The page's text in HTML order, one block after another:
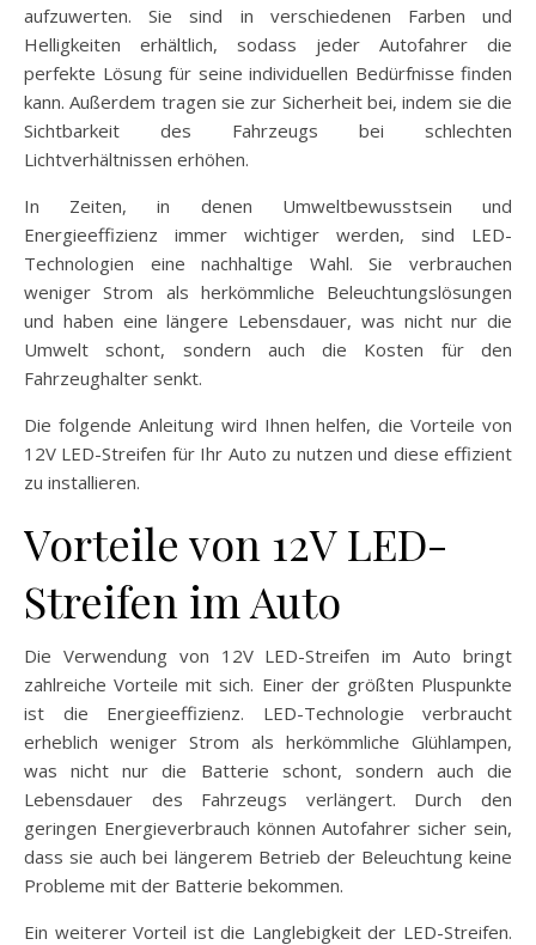
aufzuwerten. Sie sind in verschiedenen Farben und
Helligkeiten erhältlich, sodass jeder Autofahrer die
perfekte Lösung für seine individuellen Bedürfnisse finden
kann. Außerdem tragen sie zur Sicherheit bei, indem sie die
Sichtbarkeit des Fahrzeugs bei schlechten
Lichtverhältnissen erhöhen.
In Zeiten, in denen Umweltbewusstsein und
Energieeffizienz immer wichtiger werden, sind LED-
Technologien eine nachhaltige Wahl. Sie verbrauchen
weniger Strom als herkömmliche Beleuchtungslösungen
und haben eine längere Lebensdauer, was nicht nur die
Umwelt schont, sondern auch die Kosten für den
Fahrzeughalter senkt.
Die folgende Anleitung wird Ihnen helfen, die Vorteile von
12V LED-Streifen für Ihr Auto zu nutzen und diese effizient
zu installieren.
Vorteile von 12V LED-
Streifen im Auto
Die Verwendung von 12V LED-Streifen im Auto bringt
zahlreiche Vorteile mit sich. Einer der größten Pluspunkte
ist die Energieeffizienz. LED-Technologie verbraucht
erheblich weniger Strom als herkömmliche Glühlampen,
was nicht nur die Batterie schont, sondern auch die
Lebensdauer des Fahrzeugs verlängert. Durch den
geringen Energieverbrauch können Autofahrer sicher sein,
dass sie auch bei längerem Betrieb der Beleuchtung keine
Probleme mit der Batterie bekommen.
Ein weiterer Vorteil ist die Langlebigkeit der LED-Streifen.